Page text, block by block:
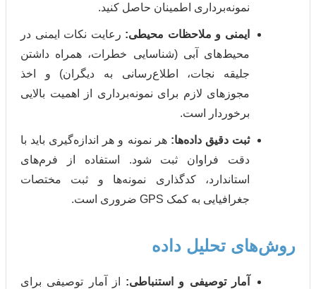
نمونه‌برداری اطمینان حاصل کنید.
ایمنی و ملاحظات محیطی:رعایت نکات ایمنی در
محیط‌های آبی (شناسایی خطرات، همراه داشتن
جلیقه نجات، اطلاع‌رسانی به دیگران) و اخذ
مجوزهای لازم برای نمونه‌برداری از اهمیت بالایی
برخوردار است.
ثبت دقیق داده‌ها:هر نمونه و هر اندازه‌گیری باید با
دقت فراوان ثبت شود. استفاده از فرم‌های
استاندارد، کدگذاری نمونه‌ها و ثبت مختصات
جغرافیایی به کمک GPS ضروری است.
تحلیل داده
آمار توصیفی و استنباطی:از آمار توصیفی برای